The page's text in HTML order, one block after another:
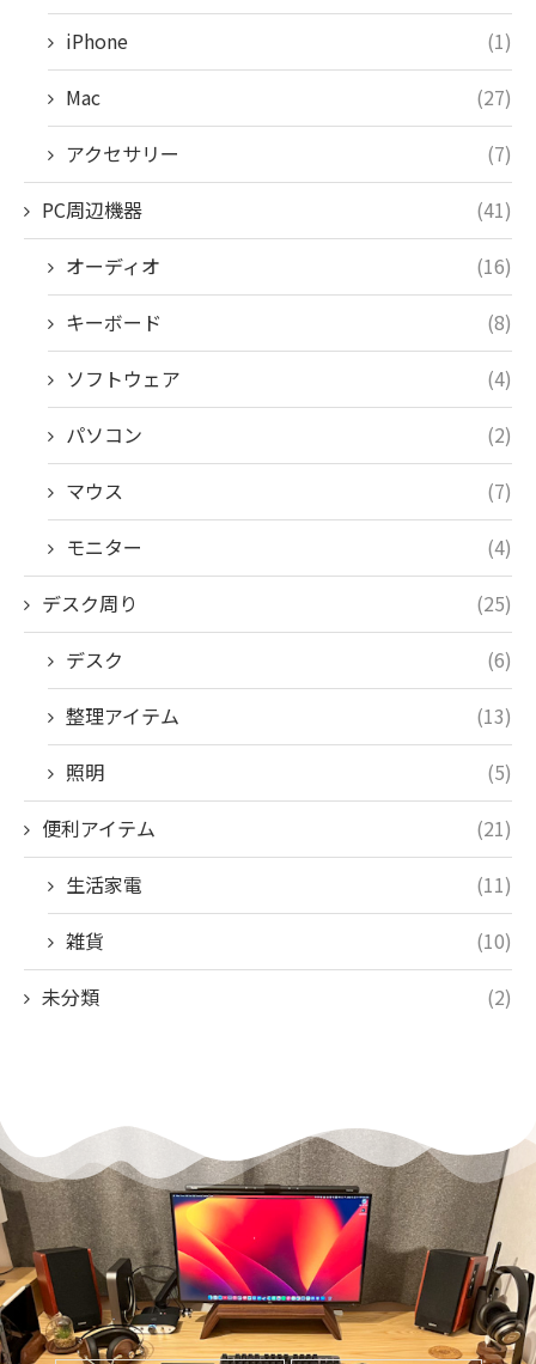
iPhone
(1)
Mac
(27)
アクセサリー
(7)
PC周辺機器
(41)
オーディオ
(16)
キーボード
(8)
ソフトウェア
(4)
パソコン
(2)
マウス
(7)
モニター
(4)
デスク周り
(25)
デスク
(6)
整理アイテム
(13)
照明
(5)
便利アイテム
(21)
生活家電
(11)
雑貨
(10)
未分類
(2)